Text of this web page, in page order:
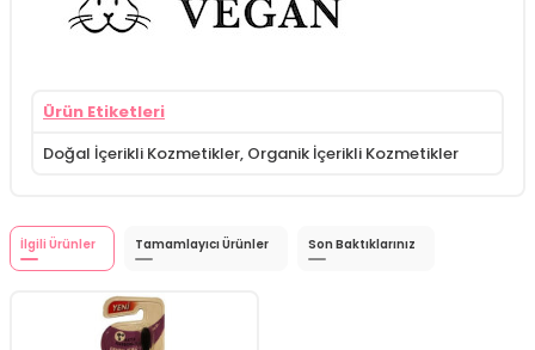
Ürün Etiketleri
Doğal İçerikli Kozmetikler, Organik İçerikli Kozmetikler
İlgili Ürünler Tamamlayıcı Ürünler Son Baktıklarınız